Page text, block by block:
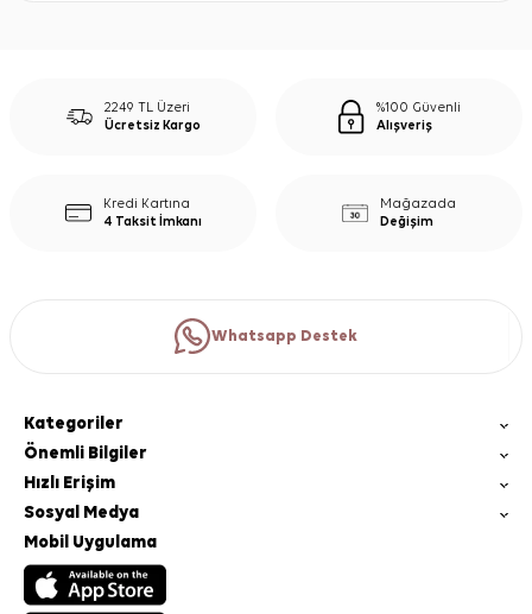
2249 TL Üzeri
Ücretsiz Kargo
%100 Güvenli
Alışveriş
Kredi Kartına
4 Taksit İmkanı
Mağazada
Değişim
Whatsapp Destek
Kategoriler
Önemli Bilgiler
Hızlı Erişim
Sosyal Medya
Mobil Uygulama